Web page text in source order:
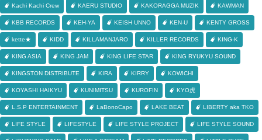
Kachi Kachi Crew KAERU STUDIO KAKORAGGA MUZIK KAWMAN
KBB RECORDS KEH-YA KEISH UNNO KEN-U KENTY GROSS
kette★ KIDD KILLAMANJARO KILLER RECORDS KING-K
KING ASIA KING JAM KING LIFE STAR KING RYUKYU SOUND
KINGSTON DISTRIBUTE KIRA KIRRY KOWICHI
KOYASHI HAIKYU KUNIMITSU KUROFIN KYO虎
L.S.P ENTERTAINMENT LaBonoCapo LAKE BEAT LIBERTY aka TKO
LIFE STYLE LIFESTYLE LIFE STYLE PROJECT LIFE STYLE SOUND